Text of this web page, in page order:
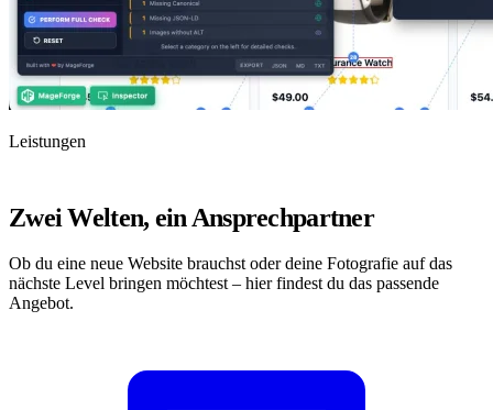
Leistungen
Zwei Welten, ein Ansprechpartner
Ob du eine neue Website brauchst oder deine Fotografie auf das
nächste Level bringen möchtest – hier findest du das passende
Angebot.